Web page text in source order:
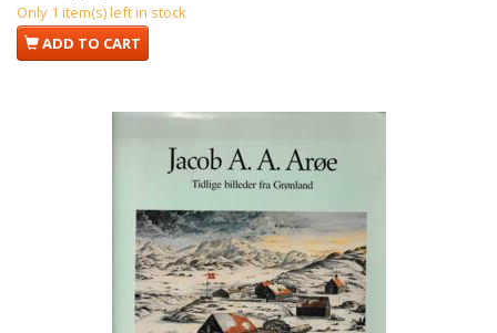
Only 1 item(s) left in stock
ADD TO CART